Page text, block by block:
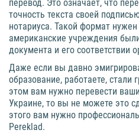
перевод. Это означает, что
точность текста своей
нотариуса. Такой формат
американские учреждения
документа и его соответствии
Даже если вы давно
образование, работаете,
этом вам нужно перевести
Украине, то вы не можете это
этого вам нужно
Pereklad.